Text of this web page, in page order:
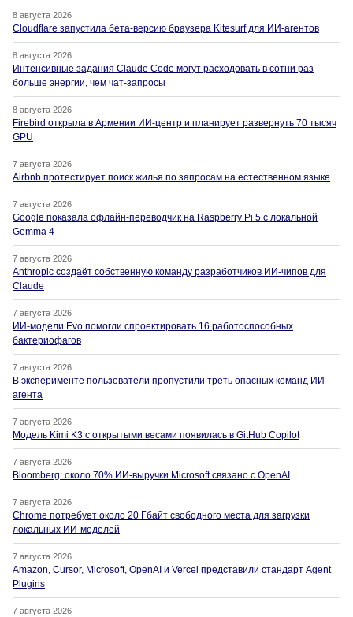
8 августа 2026
Cloudflare запустила бета-версию браузера Kitesurf для ИИ-агентов
8 августа 2026
Интенсивные задания Claude Code могут расходовать в сотни раз
больше энергии, чем чат-запросы
8 августа 2026
Firebird открыла в Армении ИИ-центр и планирует развернуть 70 тысяч
GPU
7 августа 2026
Airbnb протестирует поиск жилья по запросам на естественном языке
7 августа 2026
Google показала офлайн-переводчик на Raspberry Pi 5 с локальной
Gemma 4
7 августа 2026
Anthropic создаёт собственную команду разработчиков ИИ-чипов для
Claude
7 августа 2026
ИИ-модели Evo помогли спроектировать 16 работоспособных
бактериофагов
7 августа 2026
В эксперименте пользователи пропустили треть опасных команд ИИ-
агента
7 августа 2026
Модель Kimi K3 с открытыми весами появилась в GitHub Copilot
7 августа 2026
Bloomberg: около 70% ИИ-выручки Microsoft связано с OpenAI
7 августа 2026
Chrome потребует около 20 Гбайт свободного места для загрузки
локальных ИИ-моделей
7 августа 2026
Amazon, Cursor, Microsoft, OpenAI и Vercel представили стандарт Agent
Plugins
7 августа 2026